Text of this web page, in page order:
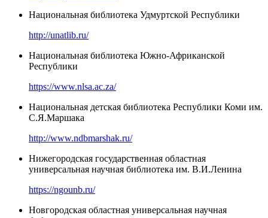
Национальная библиотека Удмуртской Республики
http://unatlib.ru/
Национальная библиотека Южно-Африканской
Республики
https://www.nlsa.ac.za/
Национальная детская библиотека Республики Коми им.
С.Я.Маршака
http://www.ndbmarshak.ru/
Нижегородская государственная областная
универсальная научная библиотека им. В.И.Ленина
https://ngounb.ru/
Новгородская областная универсальная научная